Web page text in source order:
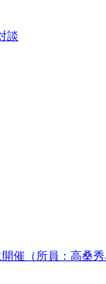
談
催（所員：高桑秀